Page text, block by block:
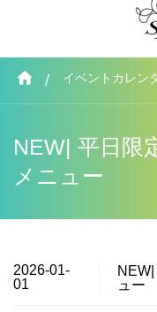
イベントカレン
NEW| 平日限
メニュー
2026-01-
01
ュー